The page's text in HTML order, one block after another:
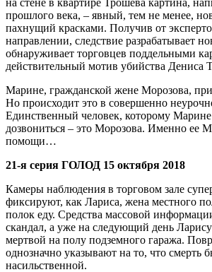
прошлого века, – явный, тем не менее,
пахнущий красками. Получив от
направлении, следствие разрабатывает
обнаруживает торговцев поддельными
действительный мотив убийства Дениса
Марине, гражданской жене Морозова,
Но происходит это в совершенно
Единственный человек, которому Марине
дозвониться – это Морозова. Именно ее
помощи…
21-я серия ГОЛОД 15 октября 2018
Камеры наблюдения в торговом зале
фиксируют, как Лариса, жена местного
полок еду. Средства массовой
скандал, а уже на следующий день
мертвой на полу подземного гаража.
однозначно указывают на то, что смерть
насильственной.